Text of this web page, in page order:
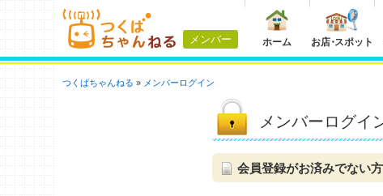
メンバー ホーム お店・スポット
つくばちゃんねる メンバーログイン
メンバーログイ
会員登録がお済みでない方